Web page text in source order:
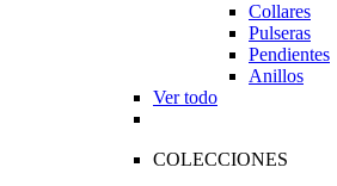
Collares
Pulseras
Pendientes
Anillos
Ver todo
COLECCIONES